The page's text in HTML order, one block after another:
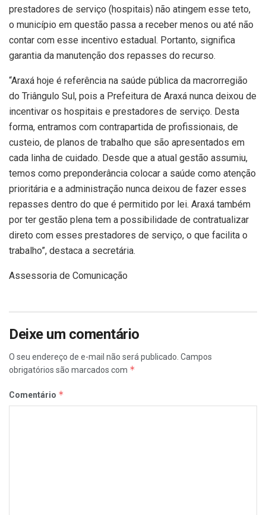
prestadores de serviço (hospitais) não atingem esse teto,
o município em questão passa a receber menos ou até não
contar com esse incentivo estadual. Portanto, significa
garantia da manutenção dos repasses do recurso.
“Araxá hoje é referência na saúde pública da macrorregião
do Triângulo Sul, pois a Prefeitura de Araxá nunca deixou de
incentivar os hospitais e prestadores de serviço. Desta
forma, entramos com contrapartida de profissionais, de
custeio, de planos de trabalho que são apresentados em
cada linha de cuidado. Desde que a atual gestão assumiu,
temos como preponderância colocar a saúde como atenção
prioritária e a administração nunca deixou de fazer esses
repasses dentro do que é permitido por lei. Araxá também
por ter gestão plena tem a possibilidade de contratualizar
direto com esses prestadores de serviço, o que facilita o
trabalho”, destaca a secretária.
Assessoria de Comunicação
Deixe um comentário
O seu endereço de e-mail não será publicado. Campos
obrigatórios são marcados com *
Comentário *